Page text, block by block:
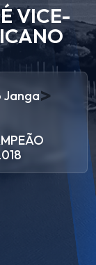
VICE-
Janga>